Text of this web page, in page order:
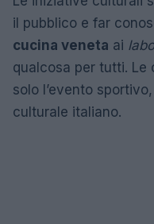
il pubblico e far
cucina veneta ai
qualcosa per tutti. Le
solo l’evento
culturale italiano.